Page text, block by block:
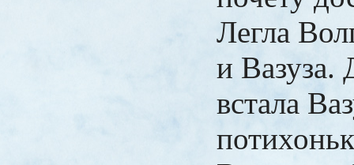
Легла
и Вазуза.
встала